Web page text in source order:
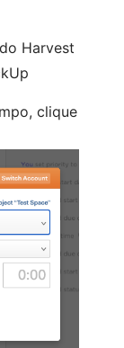
Harvest
clique